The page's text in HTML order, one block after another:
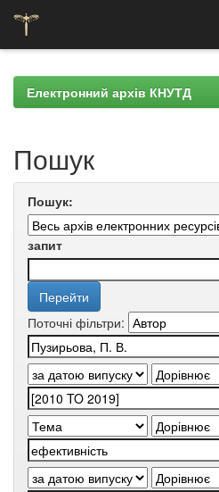
navigationЕлектронний архів КНУТД
Пошук
Пошук:
запит
Поточні фільтри: